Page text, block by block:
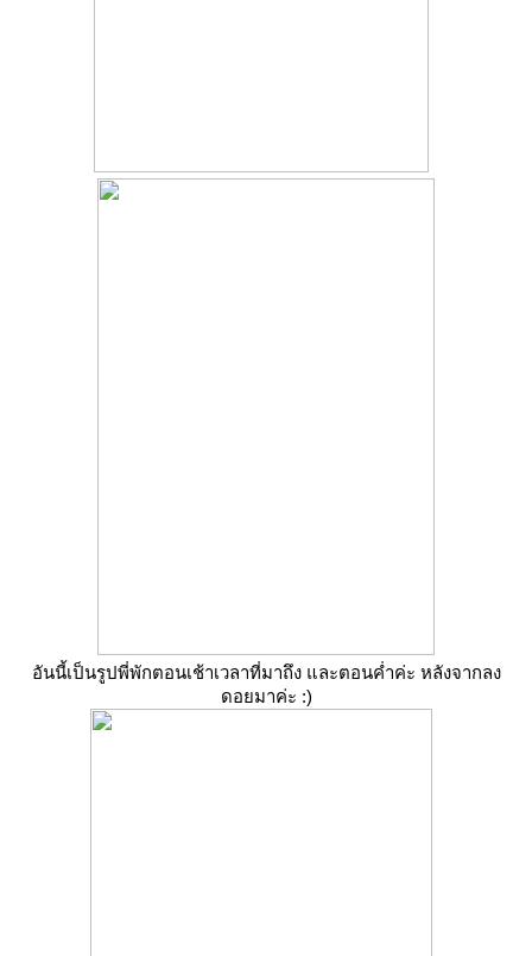
อันนี้เป็นรูปพี่พักตอนเช้าเวลาที่มาถึง และตอนค่ำค่ะ หลังจากลง
ดอยมาค่ะ :)